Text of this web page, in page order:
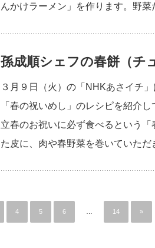
んかけラーメン」を作ります。野
孫成順シェフの春餅（チ
３月９日（火）の「NHKあさイチ
「春の祝いめし」のレシピを紹介
立春のお祝いに必ず食べるという
た皮に、肉や春野菜を巻いていた
4 5 6 14 »